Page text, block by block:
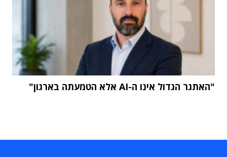
"האתגר הגדול אינו ה-AI אלא הטמעתה בארגון"